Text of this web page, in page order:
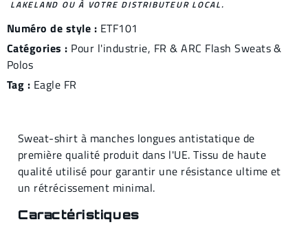
LAKELAND OU À VOTRE DISTRIBUTEUR LOCAL.
Numéro de style : ETF101
Catégories : Pour l'industrie, FR & ARC Flash Sweats &
Polos
Tag : Eagle FR
Sweat-shirt à manches longues antistatique de
première qualité produit dans l'UE. Tissu de haute
qualité utilisé pour garantir une résistance ultime et
un rétrécissement minimal.
Caractéristiques